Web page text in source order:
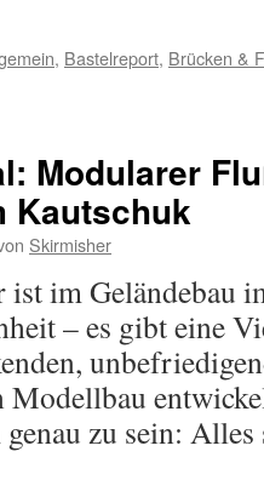
, Bastelreport, Brücken &
Modularer
Kautschuk
Skirmisher
ist im Geländebau
– es gibt eine
zu sein: